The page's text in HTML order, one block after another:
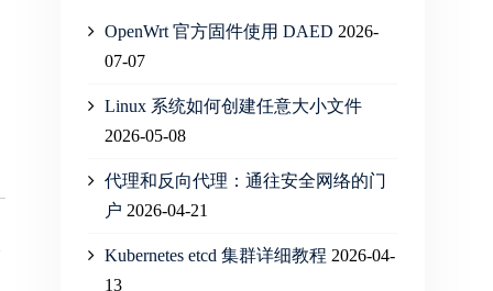
OpenWrt 官方固件使用 DAED 2026-
07-07
Linux 系统如何创建任意大小文件
2026-05-08
代理和反向代理：通往安全网络的门
户 2026-04-21
Kubernetes etcd 集群详细教程 2026-04-
13